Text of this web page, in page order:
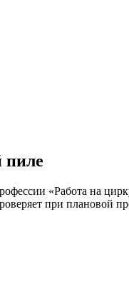
пиле
«Работа на
при плановой